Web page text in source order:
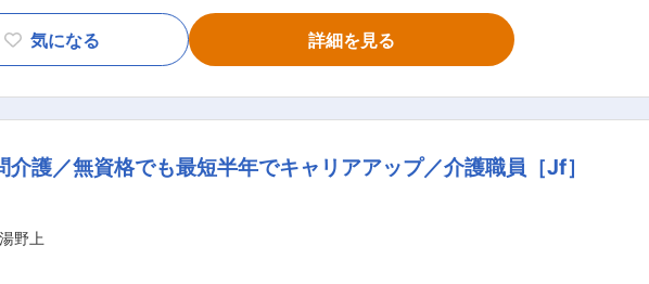
要が非常に高い「医療的ケア」ができるプロフェッショナルな介護士としても成
理） ・身体介護： 起床・就寝・
成 ・ご利用者様ごとのチーム管理 ・他事業所・行政相手の打合せ ・事業部の運営
伝えします ◎働いている人のほとんどが無資格・未経験からスタ
了 ＜休憩・次の利用者宅へ移動＞ ◇14:00
帰OK 【夜勤】 ◇22:00～／サービス開始 ・就寝前後の身支
気になる 詳細を見る
介護／無資格でも最短半年でキャリアアップ／介護職員［Jf］
野上